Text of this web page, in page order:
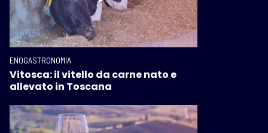
ENOGASTRONOMIA
Vitosca: il vitello da carne nato e
allevato in Toscana